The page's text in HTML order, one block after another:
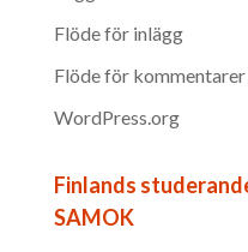
Flöde för inlägg
Flöde för kommentarer
WordPress.org
Finlands
SAMOK